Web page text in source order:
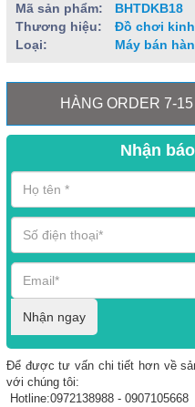
Mã sản phẩm:
BHTDKB18
Thương hiệu:
Đồ chơi
Loại:
Máy bán
HÀNG ORDER 7-
Nhận
Nhận ngay
Để được tư vấn chi tiết hơn về
với chúng tôi:
Hotline:0972138988 -